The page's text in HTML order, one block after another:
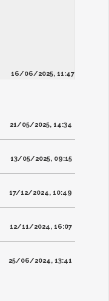
16/06/2025, 11:47
21/05/2025, 14:34
13/05/2025, 09:15
17/12/2024, 10:49
12/11/2024, 16:07
25/06/2024, 13:41